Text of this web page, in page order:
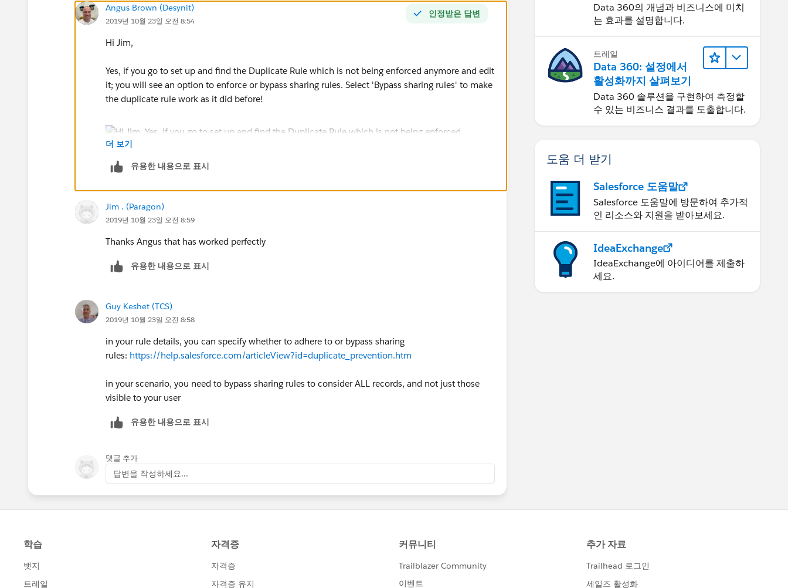
인정받은 답변
Angus Brown (Desynit)
2019년 10월 23일 오전 8:54
Hi Jim,
Yes, if you go to set up and find the Duplicate Rule which is not being enforced anymore and edit
it; you will see an option to enforce or bypass sharing rules. Select 'Bypass sharing rules' to make
the duplicate rule work as it did before!
더 보기
유용한 내용으로 표시
Jim . (Paragon)
2019년 10월 23일 오전 8:59
Thanks Angus that has worked perfectly
유용한 내용으로 표시
Guy Keshet (TCS)
2019년 10월 23일 오전 8:58
in your rule details, you can specify whether to adhere to or bypass sharing
rules: https://help.salesforce.com/articleView?id=duplicate_prevention.htm
in your scenario, you need to bypass sharing rules to consider ALL records, and not just those
visible to your user
유용한 내용으로 표시
댓글 추가
답변을 작성하세요...
Data 360의 개념과 비즈니스에 미치
는 효과를 설명합니다.
트레일
Data 360: 설정에서
활성화까지 살펴보기
Data 360 솔루션을 구현하여 측정할
수 있는 비즈니스 결과를 도출합니다.
도움 더 받기
Salesforce 도움말
Salesforce 도움말에 방문하여 추가적
인 리소스와 지원을 받아보세요.
IdeaExchange
IdeaExchange에 아이디어를 제출하
세요.